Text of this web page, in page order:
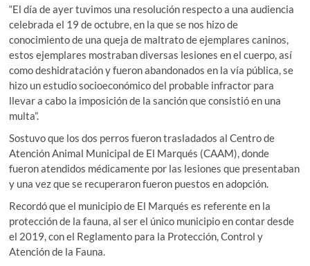
“El día de ayer tuvimos una resolución respecto a una audiencia
celebrada el 19 de octubre, en la que se nos hizo de
conocimiento de una queja de maltrato de ejemplares caninos,
estos ejemplares mostraban diversas lesiones en el cuerpo, así
como deshidratación y fueron abandonados en la vía pública, se
hizo un estudio socioeconómico del probable infractor para
llevar a cabo la imposición de la sanción que consistió en una
multa”.
Sostuvo que los dos perros fueron trasladados al Centro de
Atención Animal Municipal de El Marqués (CAAM), donde
fueron atendidos médicamente por las lesiones que presentaban
y una vez que se recuperaron fueron puestos en adopción.
Recordó que el municipio de El Marqués es referente en la
protección de la fauna, al ser el único municipio en contar desde
el 2019, con el Reglamento para la Protección, Control y
Atención de la Fauna.